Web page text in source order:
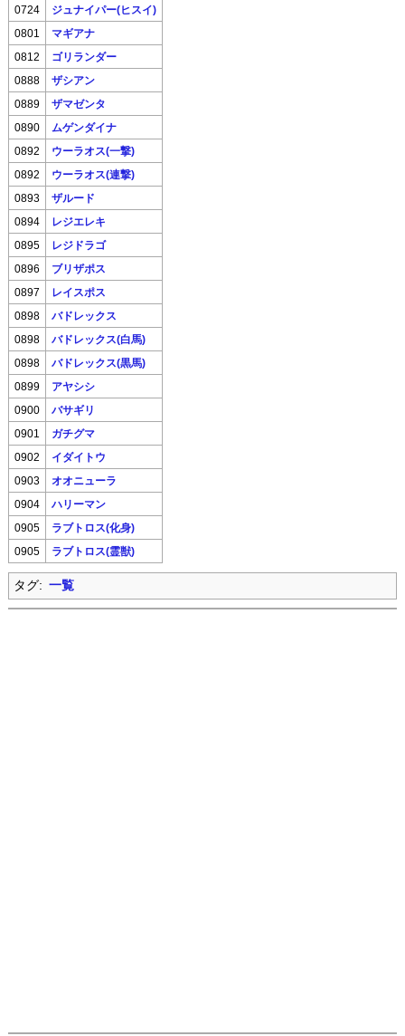
0724 ジュナイパー(ヒスイ)
0801 マギアナ
0812 ゴリランダー
0888 ザシアン
0889 ザマゼンタ
0890 ムゲンダイナ
0892 ウーラオス(一撃)
0892 ウーラオス(連撃)
0893 ザルード
0894 レジエレキ
0895 レジドラゴ
0896 ブリザポス
0897 レイスポス
0898 バドレックス
0898 バドレックス(白馬)
0898 バドレックス(黒馬)
0899 アヤシシ
0900 バサギリ
0901 ガチグマ
0902 イダイトウ
0903 オオニューラ
0904 ハリーマン
0905 ラブトロス(化身)
0905 ラブトロス(霊獣)
タグ: 一覧